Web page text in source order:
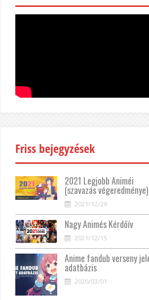
Friss bejegyzések
2021 Legjobb Animéi
(szavazás végeredménye)
2021/12/29
Nagy Animés Kérdőív
2021/12/15
Anime fandub verseny
adatbázis
2020/03/01